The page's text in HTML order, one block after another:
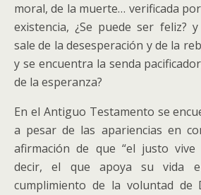
moral, de la muerte… verificada
existencia, ¿Se puede ser feliz? y
sale de la desesperación y de la
y se encuentra la senda
de la esperanza?
En el Antiguo Testamento se
a pesar de las apariencias en
afirmación de que “el justo vive
decir, el que apoya su
cumplimiento de la voluntad de